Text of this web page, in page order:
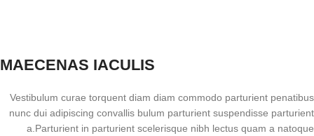
MAECENAS IACULIS
Vestibulum curae torquent diam diam commodo parturient penatibus
nunc dui adipiscing convallis bulum parturient suspendisse parturient
a.Parturient in parturient scelerisque nibh lectus quam a natoque